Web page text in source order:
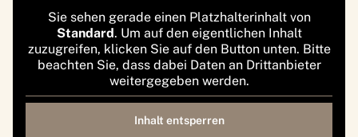
Sie sehen gerade einen Platzhalterinhalt von
Standard. Um auf den eigentlichen Inhalt
zuzugreifen, klicken Sie auf den Button unten. Bitte
beachten Sie, dass dabei Daten an Drittanbieter
weitergegeben werden.
Inhalt entsperren